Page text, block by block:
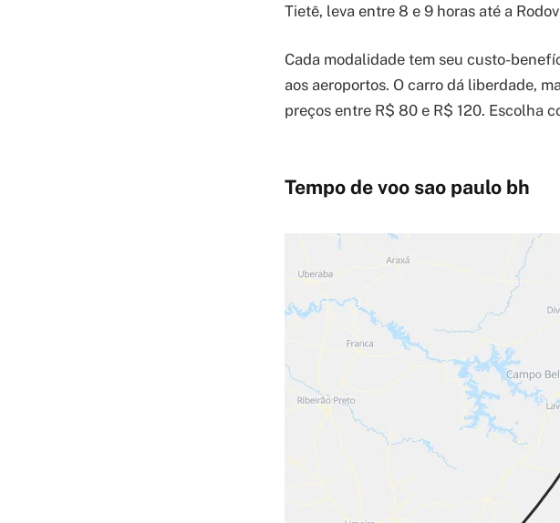
Tietê, leva entre 8 e 9 horas até a
Cada modalidade tem seu custo-
aos aeroportos. O carro dá liberdade,
preços entre R$ 80 e R$ 120. Escolha
Tempo de voo sao paulo bh